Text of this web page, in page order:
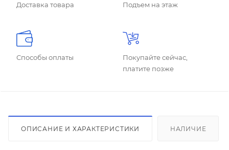
Доставка товара Подъем на этаж
Способы оплаты
Покупайте сейчас,
платите позже
ОПИСАНИЕ И ХАРАКТЕРИСТИКИ НАЛИЧИЕ